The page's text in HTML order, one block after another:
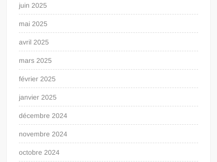
juin 2025
mai 2025
avril 2025
mars 2025
février 2025
janvier 2025
décembre 2024
novembre 2024
octobre 2024